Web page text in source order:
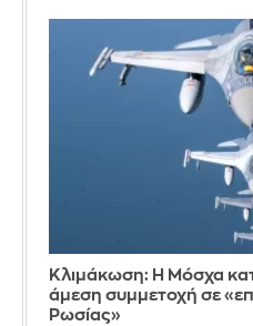
Κλιμάκωση: Η Μόσχα
άμεση συμμετοχή σε
Ρωσίας»